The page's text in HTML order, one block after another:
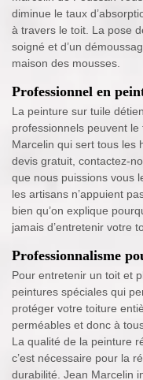
diminue le taux
à travers le toit. La pose
soigné et d’un
maison des mousses.
Professionnel en
La peinture sur tuile
professionnels peuvent
Marcelin qui sert tous les
devis gratuit, contactez-
que nous puissions vous
les artisans n’appuient
bien qu’on explique
jamais d’entretenir votre
Professionnalisme
Pour entretenir un toit et
peintures spéciales qui
protéger votre toiture
perméables et donc à
La qualité de la peinture
c’est nécessaire pour la
durabilité. Jean Marcelin